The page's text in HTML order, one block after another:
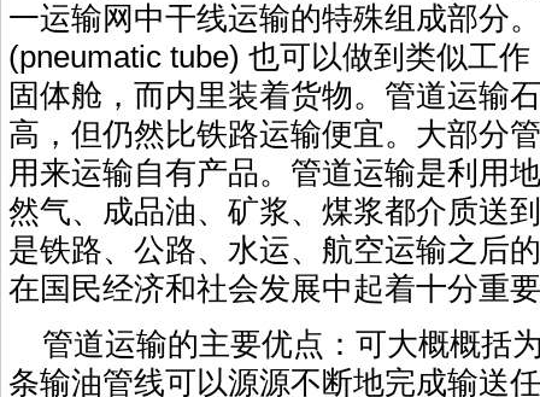
一运输网中干线运输的特殊组成部分
(pneumatic tube) 也可以做到类似工
固体舱，而内里装着货物。管道运输
高，但仍然比铁路运输便宜。大部分
用来运输自有产品。管道运输是利用
然气、成品油、矿浆、煤浆都介质送
是铁路、公路、水运、航空运输之后
在国民经济和社会发展中起着十分重
管道运输的主要优点：可大概概括
条输油管线可以源源不断地完成输送